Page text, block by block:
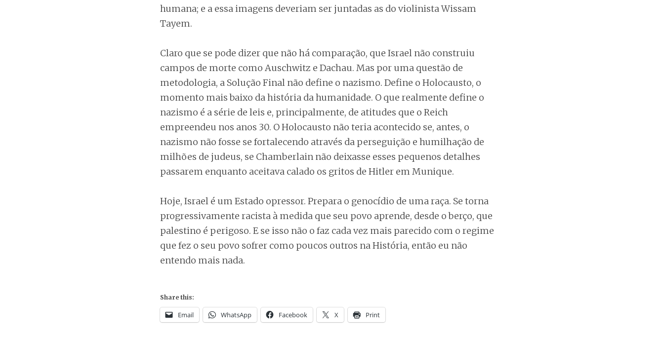
humana; e a essa imagens deveriam ser juntadas as do violinista Wissam
Tayem.
Claro que se pode dizer que não há comparação, que Israel não construiu
campos de morte como Auschwitz e Dachau. Mas por uma questão de
metodologia, a Solução Final não define o nazismo. Define o Holocausto, o
momento mais baixo da história da humanidade. O que realmente define o
nazismo é a série de leis e, principalmente, de atitudes que o Reich
empreendeu nos anos 30. O Holocausto não teria acontecido se, antes, o
nazismo não fosse se fortalecendo através da perseguição e humilhação de
milhões de judeus, se Chamberlain não deixasse esses pequenos detalhes
passarem enquanto aceitava calado os gritos de Hitler em Munique.
Hoje, Israel é um Estado opressor. Prepara o genocídio de uma raça. Se torna
progressivamente racista à medida que seu povo aprende, desde o berço, que
palestino é perigoso. E se isso não o faz cada vez mais parecido com o regime
que fez o seu povo sofrer como poucos outros na História, então eu não
entendo mais nada.
Share this:
Email WhatsApp Facebook X Print